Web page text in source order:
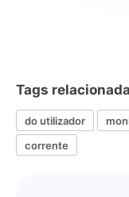
Tags
do utilizador
corrente